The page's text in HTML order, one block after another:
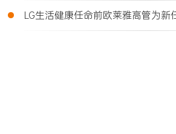
• LG生活健康任命前欧莱雅高管为新